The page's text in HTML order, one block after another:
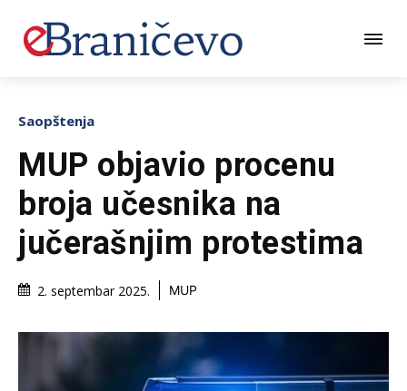
Saopštenja
MUP objavio procenu
broja učesnika na
jučerašnjim protestima
2. septembar 2025. MUP